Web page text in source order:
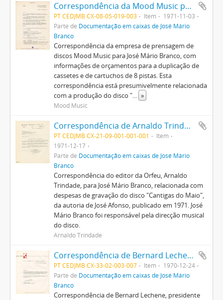
Correspondência da Mood Music para José Mário Branco
PT CEDJMB CX-08-05-019-003 Item
1971-11-03
Parte de Documentação em caixas de José Mário
Branco
Correspondência da empresa de prensagem de
discos Mood Music para José Mário Branco, com
informações de orçamentos para a duplicação de
cassetes e de cartuchos de 8 pistas. Esta
correspondência está presumivelmente relacionada
com a produção do disco "... »
Mood Music
Correspondência de Arnaldo Trindade para José Mário Branco
PT CEDJMB CX-21-09-001-001-001
Item
1971-12-17
Parte de Documentação em caixas de José Mário
Branco
Correspondência do editor da Orfeu, Arnaldo
Trindade, para José Mário Branco, relacionada com
despesas de gravação do disco "Cantigas do Maio",
da autoria de José Afonso, publicado em 1971. José
Mário Branco foi responsável pela direcção musical
do disco.
Arnaldo Trindade
Correspondência de Bernard Lechene (Glory Carpel) para José Mário Branco
PT CEDJMB CX-33-02-003-007 Item
1970-12-24
Parte de Documentação em caixas de José Mário
Branco
Correspondência de Bernard Lechene, presidente